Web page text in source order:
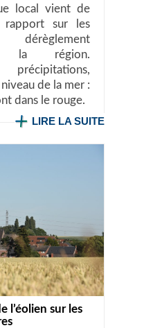
local vient de
rapport sur les
dérèglement
la région.
de la mer :
dans le rouge.
LIRE LA SUITE
l’éolien sur les